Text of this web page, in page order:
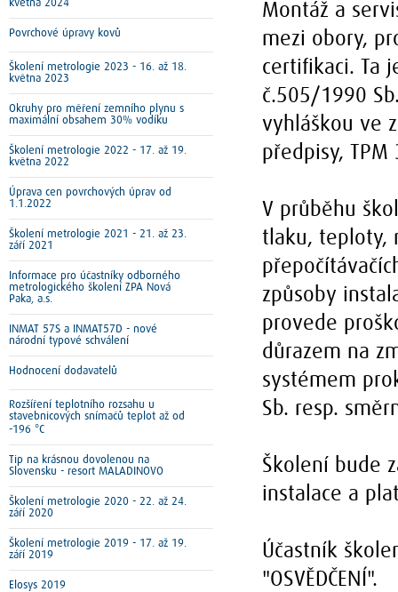
Montáž a
mezi obory,
certifikaci. Ta
č.505/1990
vyhláškou ve
předpisy, TPM
V průběhu
tlaku, teploty,
způsoby
provede
důrazem na
systémem
Sb. resp.
Školení bude
instalace a
Účastník
"OSVĚDČENÍ".
května 2024
Povrchové úpravy kovů
Školení metrologie 2023 - 16. až 18.
května 2023
Okruhy pro měření zemního plynu s
maximální obsahem 30% vodíku
Školení metrologie 2022 - 17. až 19.
května 2022
Úprava cen povrchových úprav od
1.1.2022
Školení metrologie 2021 - 21. až 23.
září 2021
Informace pro účastníky odborného
metrologického školení ZPA Nová
Paka, a.s.
INMAT 57S a INMAT57D - nové
národní typové schválení
Hodnocení dodavatelů
Rozšíření teplotního rozsahu u
stavebnicových snímačů teplot až od
-196 °C
Tip na krásnou dovolenou na
Slovensku - resort MALADINOVO
Školení metrologie 2020 - 22. až 24.
září 2020
Školení metrologie 2019 - 17. až 19.
září 2019
Elosys 2019